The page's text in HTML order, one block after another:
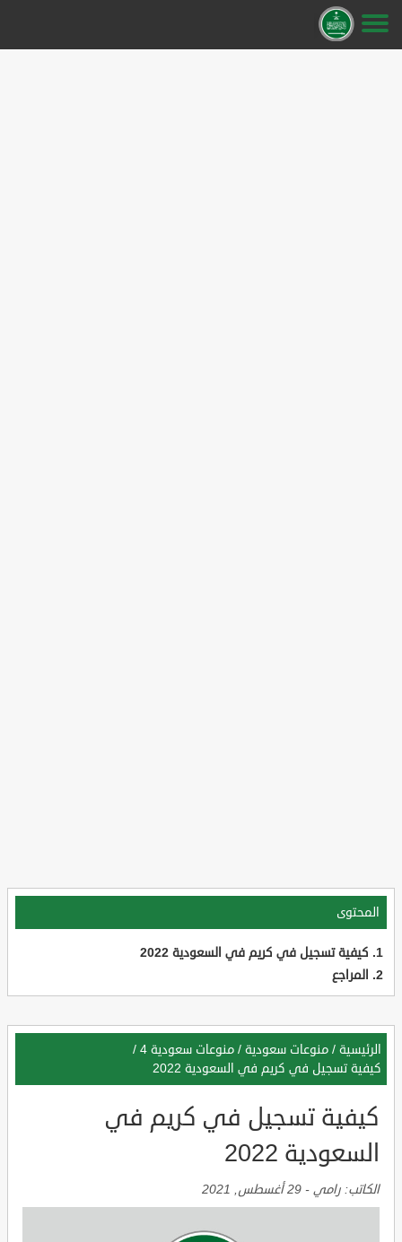
المحتوى
كيفية تسجيل في كريم في السعودية 2022
المراجع
الرئيسية / منوعات سعودية / منوعات سعودية 4
/
كيفية تسجيل في كريم في السعودية 2022
كيفية تسجيل في كريم في
السعودية 2022
الكاتب: رامي - 29 أغسطس, 2021